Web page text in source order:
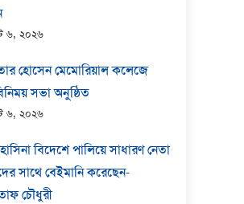
৬, ২০২৬
হোসেন মেমোরিয়াল কলেজে
সভা অনুষ্ঠিত
৬, ২০২৬
বিদেশে পালিয়ে সাধারণ নেতা
সাথে বেইমানি করেছেন-
চৌধুরী